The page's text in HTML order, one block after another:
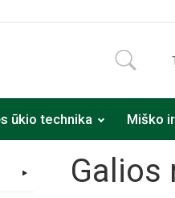
ūkio technika Miško
Galios